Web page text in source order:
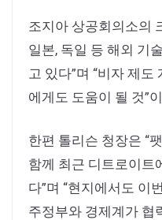
조지아 상공회의소의
일본, 독일 등 해외 기
고 있다”며 “비자 제
에게도 도움이 될 것”
한편 톨리슨 청장은 “
함께 최근 디트로이트
다”며 “현지에서도 이
주정부와 경제계가 협